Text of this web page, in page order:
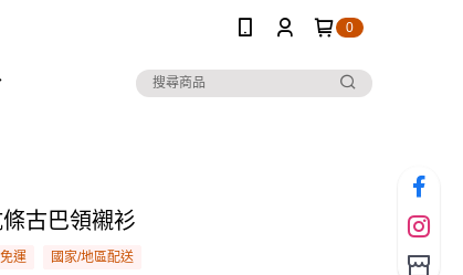
0
古巴領襯衫
運 國家/地區配送